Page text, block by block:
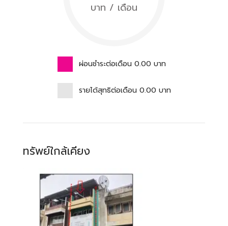
บาท / เดือน
ผ่อนชำระต่อเดือน 0.00 บาท
รายได้สุทธิต่อเดือน 0.00 บาท
ทรัพย์ใกล้เคียง